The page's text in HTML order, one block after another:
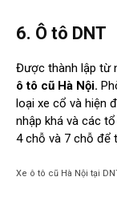
6. Ô tô DNT
Được thành lập từ
ô tô cũ Hà Nội.
loại xe cổ và hiện
nhập khá và các
4 chỗ và 7 chỗ để
Xe ô tô cũ Hà Nội tại